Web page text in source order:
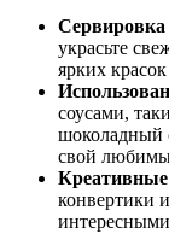
Сервировка
украсьте
ярких
соусами,
шоколадный
свой
конвертики